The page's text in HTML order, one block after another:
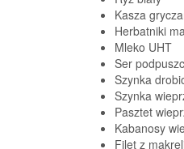
Kasza
Herbatniki
Mleko UHT
Ser
Szynka
Szynka
Pasztet
Kabanosy
Filet z